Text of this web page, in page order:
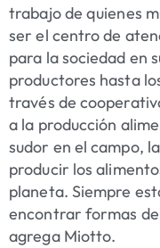
trabajo de quienes
ser el centro de
para la sociedad en
productores hasta
través de
a la producción
sudor en el campo,
producir los
planeta. Siempre
encontrar formas
agrega Miotto.